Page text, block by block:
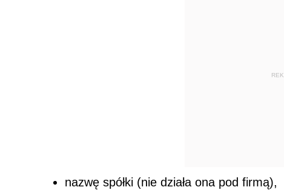
nazwę spółki (nie działa ona pod firmą),